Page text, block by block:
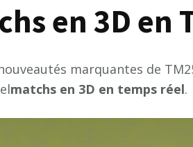
en 3D en
marquantes de
matchs en 3D en temps réel.